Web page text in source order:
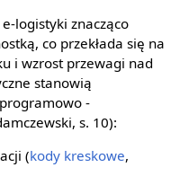
logistyki znacząco
co przekłada się na
i wzrost przewagi nad
stanowią
-
s. 10):
(kody kreskowe,